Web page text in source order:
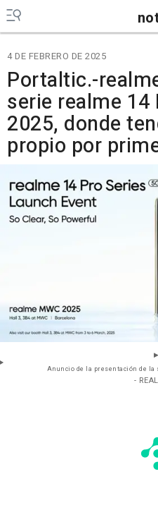
4 DE FEBRERO DE 2025
Portaltic.-
serie realme 14
2025, donde
propio por
Anuncio de la presentación de la
-